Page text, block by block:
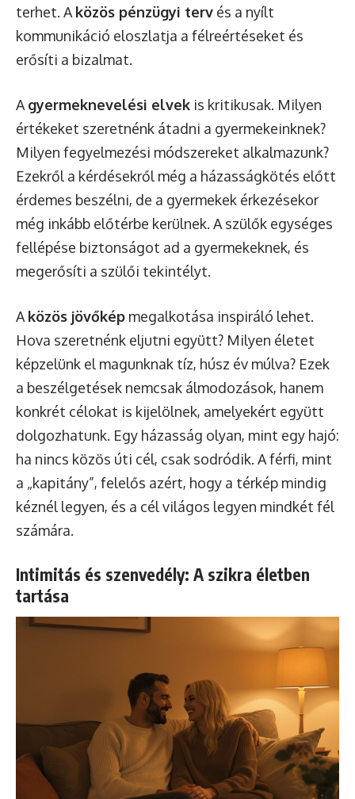
terhet. A közös pénzügyi terv és a nyílt
kommunikáció eloszlatja a félreértéseket és
erősíti a bizalmat.
A gyermeknevelési elvek is kritikusak. Milyen
értékeket szeretnénk átadni a gyermekeinknek?
Milyen fegyelmezési módszereket alkalmazunk?
Ezekről a kérdésekről még a házasságkötés előtt
érdemes beszélni, de a gyermekek érkezésekor
még inkább előtérbe kerülnek. A szülők egységes
fellépése biztonságot ad a gyermekeknek, és
megerősíti a szülői tekintélyt.
A közös jövőkép megalkotása inspiráló lehet.
Hova szeretnénk eljutni együtt? Milyen életet
képzelünk el magunknak tíz, húsz év múlva? Ezek
a beszélgetések nemcsak álmodozások, hanem
konkrét célokat is kijelölnek, amelyekért együtt
dolgozhatunk. Egy házasság olyan, mint egy hajó:
ha nincs közös úti cél, csak sodródik. A férfi, mint
a „kapitány”, felelős azért, hogy a térkép mindig
kéznél legyen, és a cél világos legyen mindkét fél
számára.
Intimitás és szenvedély: A szikra életben
tartása